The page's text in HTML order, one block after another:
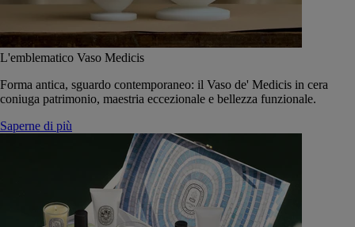
L'emblematico Vaso Medicis
Forma antica, sguardo contemporaneo: il Vaso de' Medicis in cera
coniuga patrimonio, maestria eccezionale e bellezza funzionale.
Saperne di più